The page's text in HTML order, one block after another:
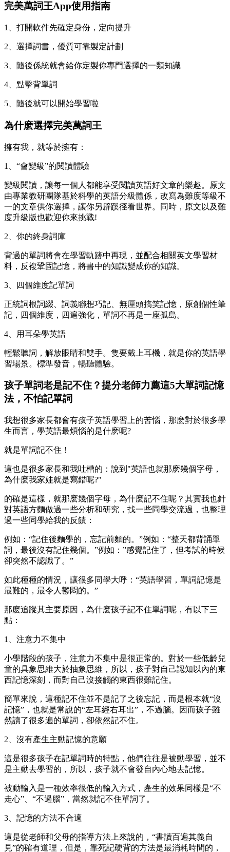
完美萬詞王App使用指南
1、打開軟件先確定身份，定向提升
2、選擇詞書，優質可靠製定計劃
3、隨後係統就會給你定製你專門選擇的一類知識
4、點擊背單詞
5、隨後就可以開始學習啦
為什麽選擇完美萬詞王
擁有我，就等於擁有：
1、“會變級”的閱讀體驗
變級閱讀，讓每一個人都能享受閱讀英語好文章的樂趣。原文
由專業教研團隊基於科學的英語分級體係，改寫為難度等級不
一的文章供你選擇，讓你另辟蹊徑看世界。同時，原文以及難
度升級版也歡迎你來挑戰!
2、你的終身詞庫
背過的單詞將會在學習軌跡中再現，並配合相關英文學習材
料，反複鞏固記憶，將書中的知識變成你的知識。
3、四個維度記單詞
正統詞根詞綴、詞義聯想巧記、無厘頭搞笑記憶，原創個性筆
記，四個維度，四遍強化，單詞不再是一座孤島。
4、用耳朵學英語
輕鬆聽詞，解放眼睛和雙手。隻要戴上耳機，就是你的英語學
習場景。標準發音，暢聽體驗。
孩子單詞老是記不住？提分老師力薦這5大單詞記憶
法，不怕記單詞
我想很多家長都會有孩子英語學習上的苦惱，那麽對於很多學
生而言，學英語最煩惱的是什麽呢?
就是單詞記不住！
這也是很多家長和我吐槽的：說到"英語也就那麽幾個字母，
為什麽我家娃就是寫錯呢?"
的確是這樣，就那麽幾個字母，為什麽記不住呢？其實我也針
對英語方麵做過一些分析和研究，找一些同學交流過，也整理
過一些同學給我的反饋：
例如：“記住後麵學的，忘記前麵的。”例如：“整天都背誦單
詞，最後沒有記住幾個。”例如：”感覺記住了，但考試的時候
卻突然不認識了。”
如此種種的情況，讓很多同學大呼：“英語學習，單詞記憶是
最難的，最令人鬱悶的。”
那麽追蹤其主要原因，為什麽孩子記不住單詞呢，有以下三
點：
1、注意力不集中
小學階段的孩子，注意力不集中是很正常的。對於一些低齡兒
童的具象思維大於抽象思維，所以，孩子對自己認知以內的東
西記憶深刻，而對自己沒接觸的東西很難記住。
簡單來說，這種記不住並不是記了之後忘記，而是根本就“沒
記憶”，也就是常說的“左耳經右耳出”，不過腦。因而孩子雖
然讀了很多遍的單詞，卻依然記不住。
2、沒有產生主動記憶的意願
這是很多孩子在記單詞時的特點，他們往往是被動學習，並不
是主動去學習的，所以，孩子就不會發自內心地去記憶。
被動輸入是一種效率很低的輸入方式，產生的效果同樣是“不
走心”、“不過腦”，當然就記不住單詞了。
3、記憶的方法不合適
這是從老師和父母的指導方法上來說的，“書讀百遍其義自
見”的確有道理，但是，靠死記硬背的方法是最消耗時間的，